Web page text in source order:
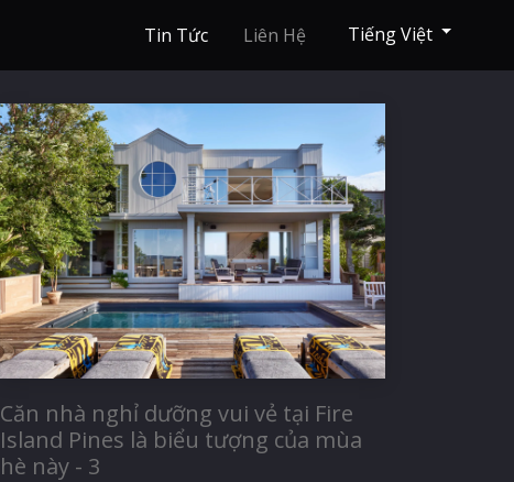
Tin Tức Liên Hệ Tiếng Việt
Căn nhà nghỉ dưỡng vui vẻ tại Fire
Island Pines là biểu tượng của mùa
hè này - 3